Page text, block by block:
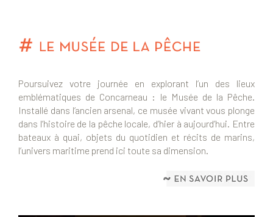
Poursuivez votre journée en explorant l’un des lieux
emblématiques de Concarneau : le Musée de la Pêche.
Installé dans l’ancien arsenal, ce musée vivant vous plonge
dans l’histoire de la pêche locale, d’hier à aujourd’hui. Entre
bateaux à quai, objets du quotidien et récits de marins,
l’univers maritime prend ici toute sa dimension.